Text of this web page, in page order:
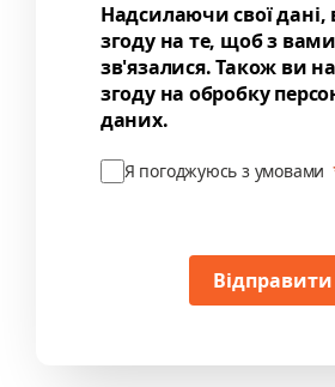
Надсилаючи свої дані,
згоду на те, щоб з вами
зв'язалися. Також ви
згоду на обробку
даних.
Я погоджуюсь з умовами
Відправити